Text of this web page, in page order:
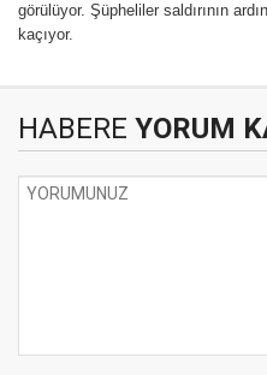
görülüyor. Şüpheliler saldırının
kaçıyor.
HABERE YORUM